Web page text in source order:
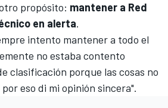
propósito: mantener a Red
en alerta.
intento mantener a todo el
no estaba contento
clasificación porque las cosas no
eso di mi opinión sincera".